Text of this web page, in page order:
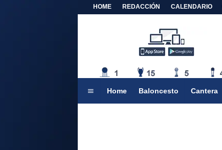
HOME REDACCIÓN CALENDARIO
Home Baloncesto Cantera